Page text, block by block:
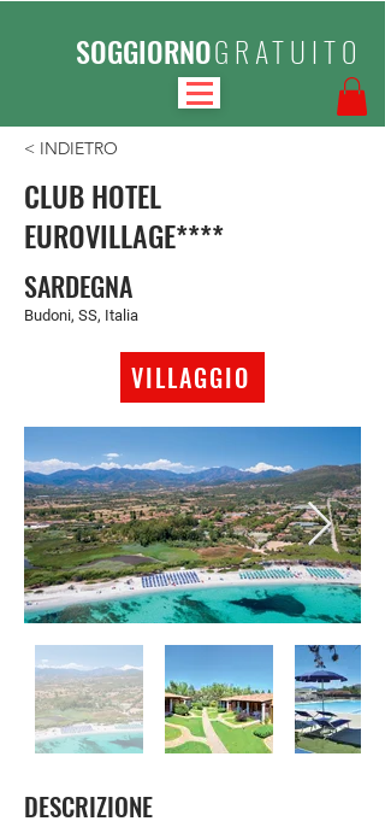
SOGGIORNOGRATUITO
< INDIETRO
CLUB HOTEL
EUROVILLAGE****
SARDEGNA
Budoni, SS, Italia
VILLAGGIO
DESCRIZIONE